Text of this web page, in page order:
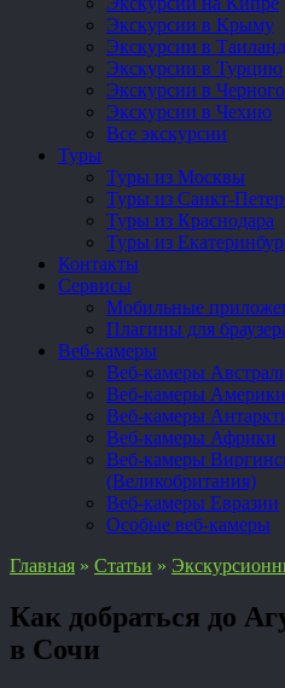
Экскурсии в Крыму
Экскурсии в Таиланд
Экскурсии в Турцию
Экскурсии в
Экскурсии в Чехию
Все экскурсии
Туры
Туры из Москвы
Туры из Санкт-
Туры из Краснодара
Туры из
Контакты
Сервисы
Мобильные
Плагины для
Веб-камеры
Веб-камеры
Веб-камеры Америки
Веб-камеры
Веб-камеры Африки
Веб-камеры
(Великобритания)
Веб-камеры Евразии
Особые веб-камеры
Главная » Статьи »
Как добраться до
в Сочи